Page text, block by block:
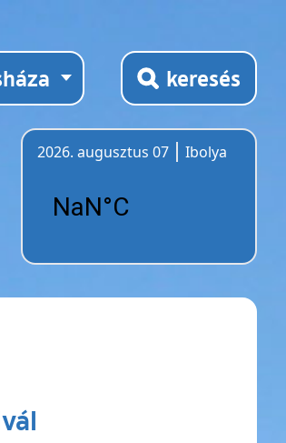
keresés
2026. augusztus 07
Ibolya